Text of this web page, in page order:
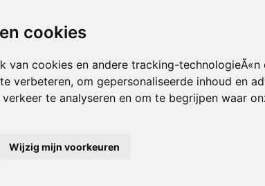
cookies
van cookies en andere tracking-
verbeteren, om gepersonaliseerde inhoud en
te analyseren en om te begrijpen waar
Wijzig mijn voorkeuren